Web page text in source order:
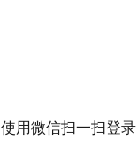
使用微信扫一扫登录